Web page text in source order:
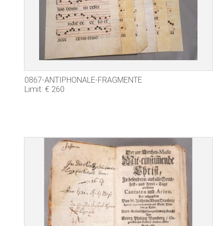
0867-ANTIPHONALE-FRAGMENTE
Limit: € 260